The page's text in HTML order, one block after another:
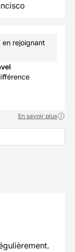
en rejoignant
En savoir plus